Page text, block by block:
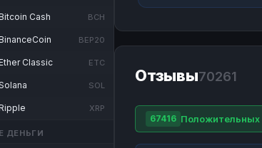
Cash BCH
BEP20
Classic ETC
SOL
XRP
ДЕНЬГИ
Отзывы70261
67416 Положительных